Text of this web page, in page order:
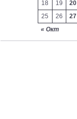
« Окт
18 19 20
25
26 27